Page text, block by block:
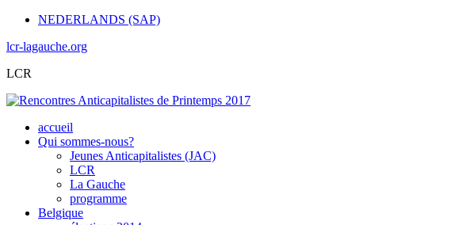
NEDERLANDS (SAP)
lcr-lagauche.org
LCR
accueil
Qui sommes-nous?
Jeunes Anticapitalistes (JAC)
LCR
La Gauche
programme
Belgique